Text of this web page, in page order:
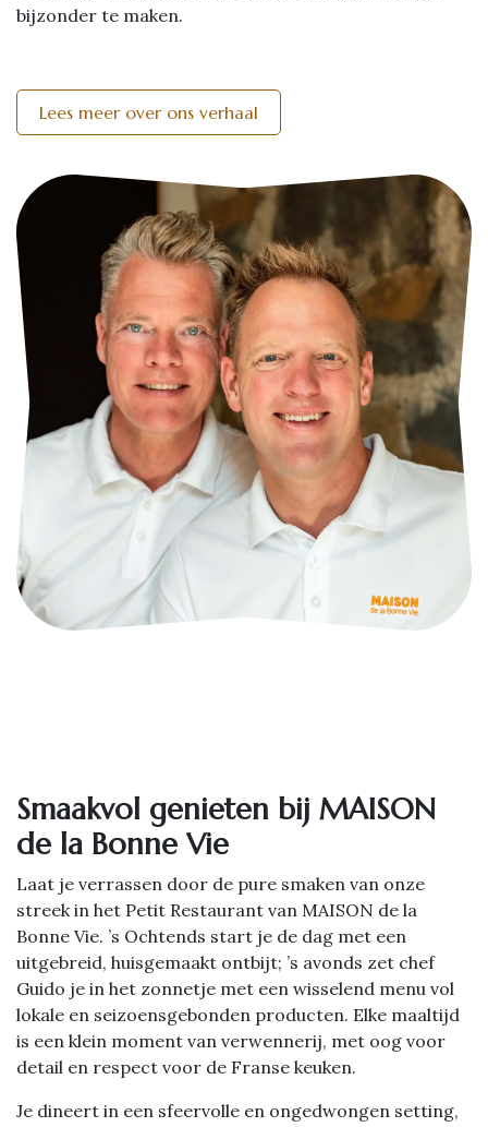
bijzonder te maken.
Lees meer over ons verhaal
Smaakvol genieten bij MAISON
de la Bonne Vie
Laat je verrassen door de pure smaken van onze
streek in het Petit Restaurant van MAISON de la
Bonne Vie. ’s Ochtends start je de dag met een
uitgebreid, huisgemaakt ontbijt; ’s avonds zet chef
Guido je in het zonnetje met een wisselend menu vol
lokale en seizoensgebonden producten. Elke maaltijd
is een klein moment van verwennerij, met oog voor
detail en respect voor de Franse keuken.
Je dineert in een sfeervolle en ongedwongen setting,